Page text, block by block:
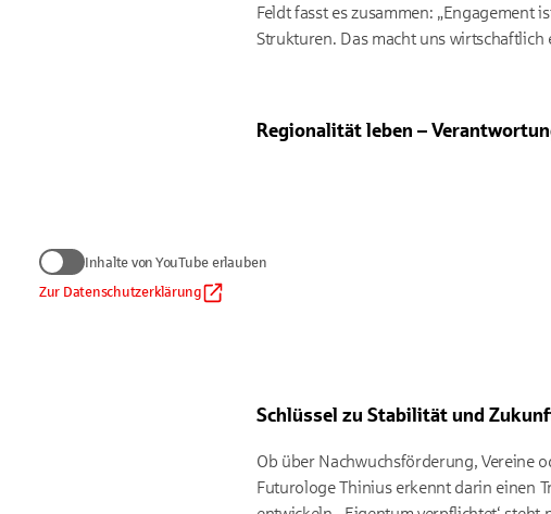
Feldt fasst es zusammen: „Engagement
Strukturen. Das macht uns
Regionalität leben –
Inhalte von YouTube erlauben
Zur Datenschutzerklärung
Schlüssel zu Stabilität und
Ob über Nachwuchsförderung, Vereine
Futurologe Thinius erkennt darin einen